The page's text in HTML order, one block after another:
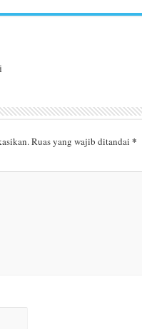
Ruas yang wajib ditandai *